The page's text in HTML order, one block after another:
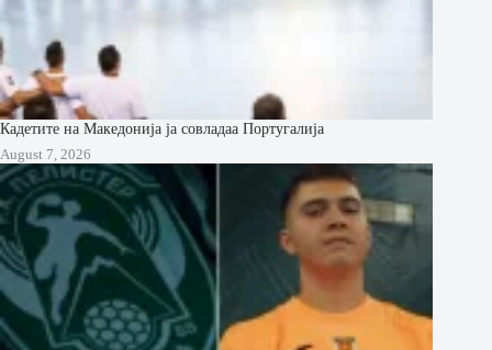
Кадетите на Македонија ја совладаа Португалија
August 7, 2026